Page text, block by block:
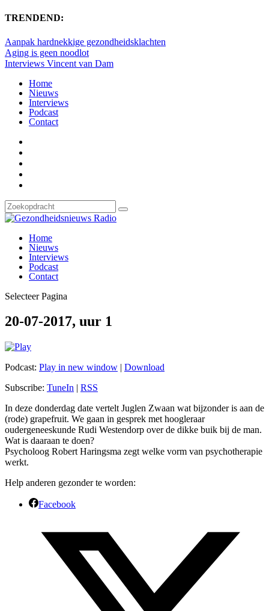
TRENDEND:
Aanpak hardnekkige gezondheidsklachten
Aging is geen noodlot
Interviews Vincent van Dam
Home
Nieuws
Interviews
Podcast
Contact
Home
Nieuws
Interviews
Podcast
Contact
Selecteer Pagina
20-07-2017, uur 1
Podcast: Play in new window | Download
Subscribe: TuneIn | RSS
In deze donderdag date vertelt Juglen Zwaan wat bijzonder is aan de
(rode) grapefruit. We gaan in gesprek met hoogleraar
oudergeneeskunde Rudi Westendorp over de dikke buik bij de man.
Wat is daaraan te doen?
Psycholoog Robert Haringsma zegt welke vorm van psychotherapie
werkt.
Help anderen gezonder te worden:
Facebook